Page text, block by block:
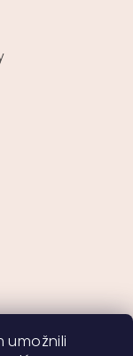
umožnili